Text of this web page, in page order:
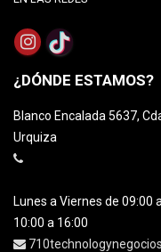
¿DÓNDE ESTAMOS?
Blanco Encalada 5637,
Urquiza
Lunes a Viernes de 09:00
10:00 a 16:00